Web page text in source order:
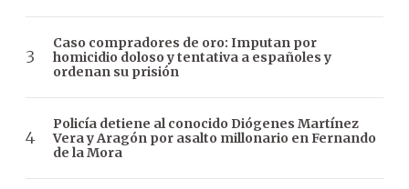
Caso compradores de oro: Imputan por
homicidio doloso y tentativa a españoles y
ordenan su prisión
Policía detiene al conocido Diógenes Martínez
Vera y Aragón por asalto millonario en Fernando
de la Mora